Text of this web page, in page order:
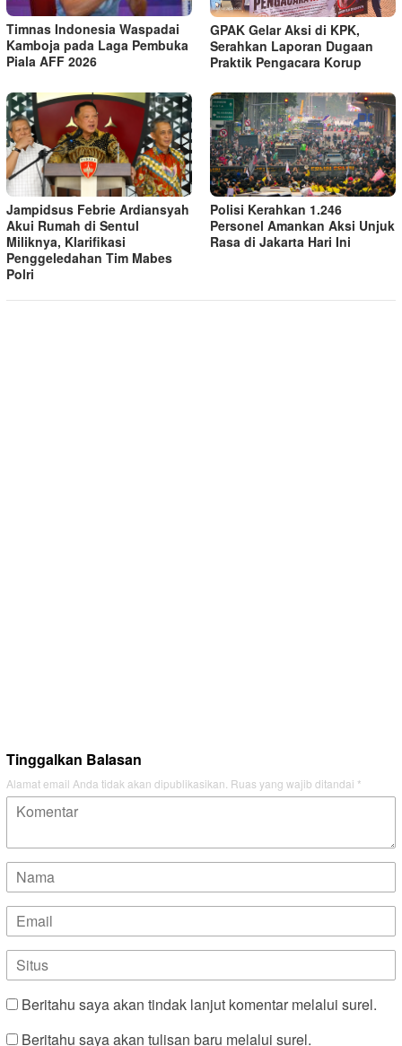
Timnas Indonesia Waspadai
Kamboja pada Laga Pembuka
Piala AFF 2026
GPAK Gelar Aksi di KPK,
Serahkan Laporan Dugaan
Praktik Pengacara Korup
Jampidsus Febrie Ardiansyah
Akui Rumah di Sentul
Miliknya, Klarifikasi
Penggeledahan Tim Mabes
Polri
Polisi Kerahkan 1.246
Personel Amankan Aksi Unjuk
Rasa di Jakarta Hari Ini
Tinggalkan Balasan
Alamat email Anda tidak akan dipublikasikan. Ruas yang wajib ditandai *
Beritahu saya akan tindak lanjut komentar melalui surel.
Beritahu saya akan tulisan baru melalui surel.